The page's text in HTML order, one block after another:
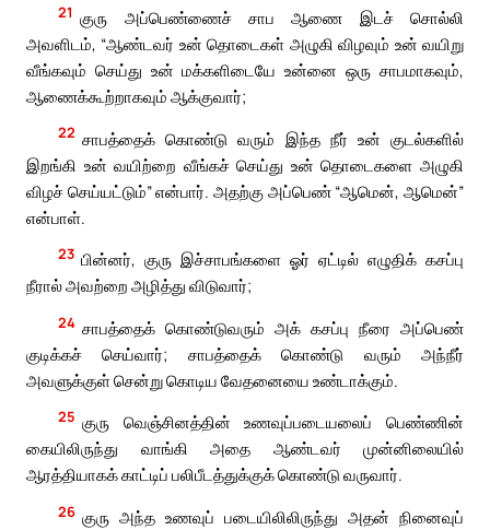
21 குரு அப்பெண்ணைச் சாப ஆணை இடச் சொல்லி
அவளிடம், “ஆண்டவர் உன் தொடைகள் அழுகி விழவும் உன் வயிறு
வீங்கவும் செய்து உன் மக்களிடையே உன்னை ஒரு சாபமாகவும்,
ஆணைக்கூற்றாகவும் ஆக்குவார்;
22 சாபத்தைக் கொண்டு வரும் இந்த நீர் உன் குடல்களில்
இறங்கி உன் வயிற்றை வீங்கச் செய்து உன் தொடைகளை அழுகி
விழச் செய்யட்டும்” என்பார். அதற்கு அப்பெண் “ஆமென், ஆமென்”
என்பாள்.
23 பின்னர், குரு இச்சாபங்களை ஓர் ஏட்டில் எழுதிக் கசப்பு
நீரால் அவற்றை அழித்து விடுவார்;
24 சாபத்தைக் கொண்டுவரும் அக் கசப்பு நீரை அப்பெண்
குடிக்கச் செய்வார்; சாபத்தைக் கொண்டு வரும் அந்நீர்
அவளுக்குள் சென்று கொடிய வேதனையை உண்டாக்கும்.
25 குரு வெஞ்சினத்தின் உணவுப்படையலைப் பெண்ணின்
கையிலிருந்து வாங்கி அதை ஆண்டவர் முன்னிலையில்
ஆரத்தியாகக் காட்டிப் பலிபீடத்துக்குக் கொண்டு வருவார்.
26 குரு அந்த உணவுப் படையிலிலிருந்து அதன் நினைவுப்